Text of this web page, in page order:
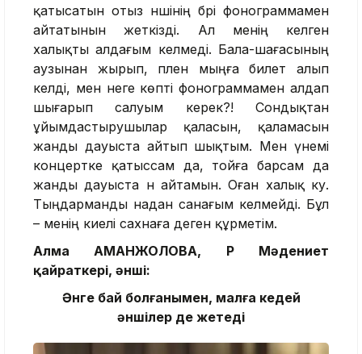
қатысатын отыз әншінің бәрі фонограммамен
айтатынын жеткізді. Ал менің келген
халықты алдағым келмеді. Бала-шағасының
аузынан жырып, пәлен мыңға билет алып
келді, мен неге көпті фонограммамен алдап
шығарып салуым керек?! Сондықтан
ұйымдастырушылар қаласын, қаламасын
жанды дауыста айтып шықтым. Мен үнемі
концертке қатыссам да, тойға барсам да
жанды дауыста ән айтамын. Оған халық куә.
Тыңдарманды надан санағым келмейді. Бұл
– менің киелі сахнаға деген құрметім.
Алма АМАНЖОЛОВА, ҚР Мәдениет
қайраткері, әнші:
Әнге бай болғанымен, малға кедей
әншілер де жетеді